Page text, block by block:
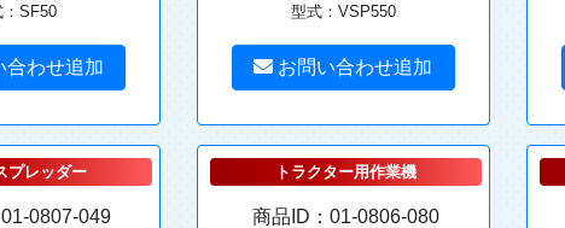
：SF50
合わせ追加
型式：VSP550
お問い合わせ追加
プレッダー
0807-049
トラクター用作業機
商品ID：01-0806-080